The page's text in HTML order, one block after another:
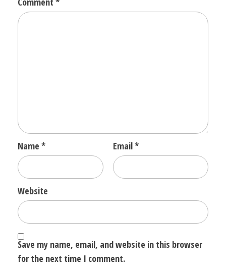
Name * Email*
Website
Save my name, email, and website in this browser
for the next time I comment.